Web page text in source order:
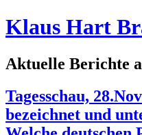
Klaus Hart
Aktuelle Berichte
Tagesschau,
bezeichnet und